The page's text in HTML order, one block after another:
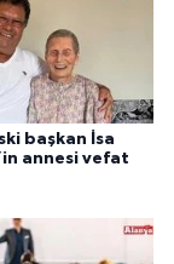
başkan İsa
annesi vefat